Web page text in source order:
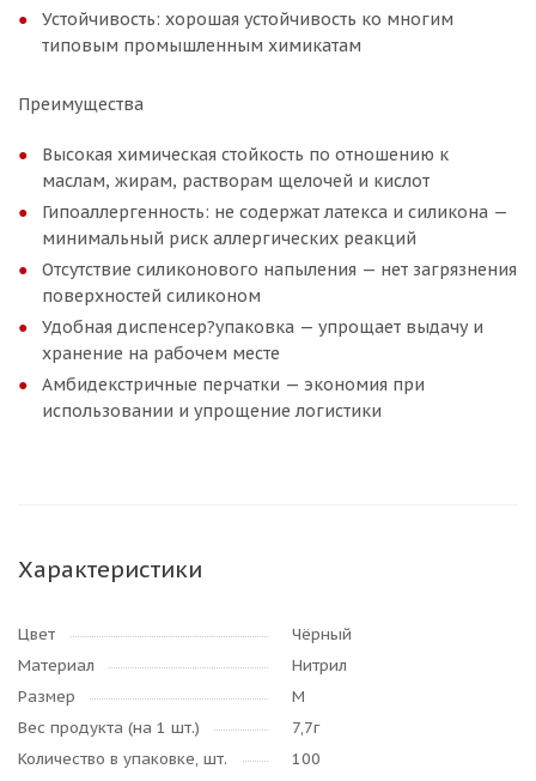
Устойчивость: хорошая устойчивость ко многим
типовым промышленным химикатам
Преимущества
Высокая химическая стойкость по отношению к
маслам, жирам, растворам щелочей и кислот
Гипоаллергенность: не содержат латекса и силикона —
минимальный риск аллергических реакций
Отсутствие силиконового напыления — нет загрязнения
поверхностей силиконом
Удобная диспенсер?упаковка — упрощает выдачу и
хранение на рабочем месте
Амбидекстричные перчатки — экономия при
использовании и упрощение логистики
Характеристики
Цвет
Чёрный
Материал
Нитрил
Размер
M
Вес продукта (на 1 шт.)
7,7г
Количество в упаковке, шт.
100